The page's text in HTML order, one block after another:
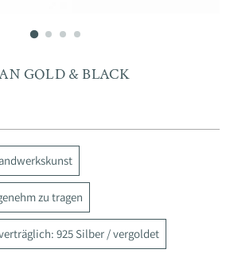
GOLD & BLACK
zu tragen
925 Silber / vergoldet